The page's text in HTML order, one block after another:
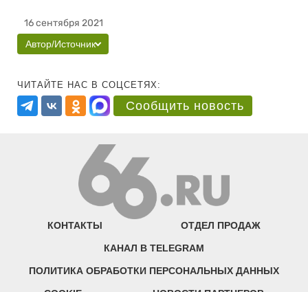
16 сентября 2021
Автор/Источник
ЧИТАЙТЕ НАС В СОЦСЕТЯХ:
Сообщить новость
КОНТАКТЫ ОТДЕЛ ПРОДАЖ
КАНАЛ В TELEGRAM
ПОЛИТИКА ОБРАБОТКИ ПЕРСОНАЛЬНЫХ ДАННЫХ